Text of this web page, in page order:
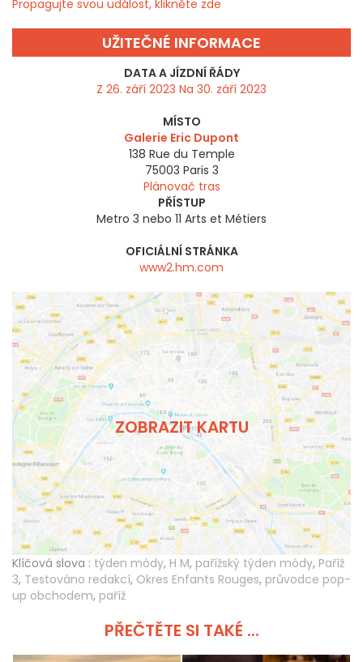
Propagujte svou událost, klikněte zde
UŽITEČNÉ INFORMACE
DATA A JÍZDNÍ ŘÁDY
Z 26. září 2023 Na 30. září 2023
MÍSTO
Galerie Eric Dupont
138 Rue du Temple
75003 Paris 3
Plánovač tras
PŘÍSTUP
Metro 3 nebo 11 Arts et Métiers
OFICIÁLNÍ STRÁNKA
www2.hm.com
ZOBRAZIT KARTU
Klíčová slova : týden módy, H M, pařížský týden módy, Paříž
3, Testováno redakcí, Okres Enfants Rouges, průvodce pop-
up obchodem, paříž
PŘEČTĚTE SI TAKÉ ...